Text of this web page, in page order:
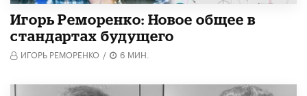
Игорь Реморенко: Новое общее в
стандартах будущего
ИГОРЬ РЕМОРЕНКО / 6 МИН.